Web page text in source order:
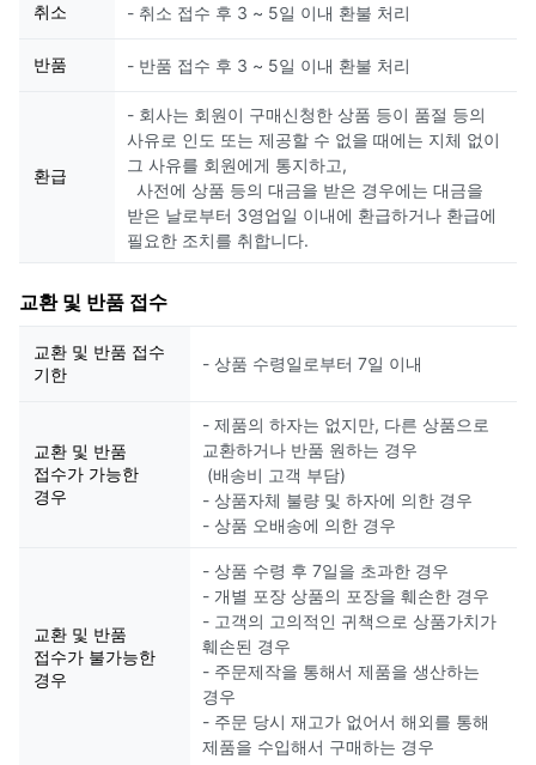
취소 - 취소 접수 후 3 ~ 5일 이내 환불 처리
반품 - 반품 접수 후 3 ~ 5일 이내 환불 처리
환급
- 회사는 회원이 구매신청한 상품 등이 품절 등의
사유로 인도 또는 제공할 수 없을 때에는 지체 없이
그 사유를 회원에게 통지하고,
사전에 상품 등의 대금을 받은 경우에는 대금을
받은 날로부터 3영업일 이내에 환급하거나 환급에
필요한 조치를 취합니다.
교환 및 반품 접수
교환 및 반품 접수
기한
- 상품 수령일로부터 7일 이내
교환 및 반품
접수가 가능한
경우
- 제품의 하자는 없지만, 다른 상품으로
교환하거나 반품 원하는 경우
(배송비 고객 부담)
- 상품자체 불량 및 하자에 의한 경우
- 상품 오배송에 의한 경우
교환 및 반품
접수가 불가능한
경우
- 상품 수령 후 7일을 초과한 경우
- 개별 포장 상품의 포장을 훼손한 경우
- 고객의 고의적인 귀책으로 상품가치가
훼손된 경우
- 주문제작을 통해서 제품을 생산하는
경우
- 주문 당시 재고가 없어서 해외를 통해
제품을 수입해서 구매하는 경우